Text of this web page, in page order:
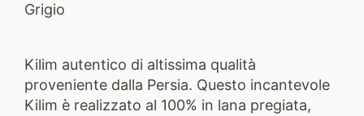
Grigio
Kilim autentico di altissima qualità
proveniente dalla Persia. Questo incantevole
Kilim è realizzato al 100% in lana pregiata,